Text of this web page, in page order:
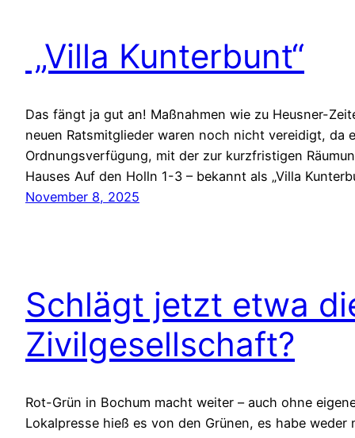
„Villa Kunterbunt“
Das fängt ja gut an! Maßnahmen wie zu Heusner-
neuen Ratsmitglieder waren noch nicht vereidigt, da
Ordnungsverfügung, mit der zur kurzfristigen
Hauses Auf den Holln 1-3 – bekannt als „Villa
November 8, 2025
Schlägt jetzt etwa
Zivilgesellschaft?
Rot-Grün in Bochum macht weiter – auch ohne
Lokalpresse hieß es von den Grünen, es habe